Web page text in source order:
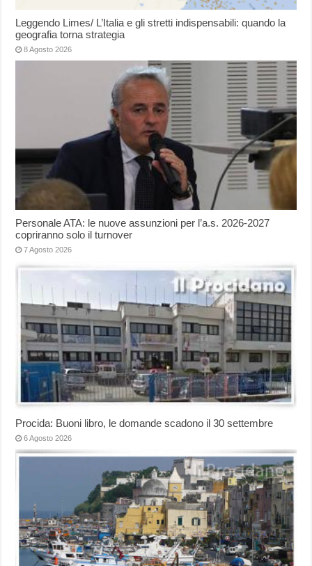
Leggendo Limes/ L’Italia e gli stretti indispensabili: quando la
geografia torna strategia
8 Agosto 2026
Personale ATA: le nuove assunzioni per l’a.s. 2026-2027
copriranno solo il turnover
7 Agosto 2026
Procida: Buoni libro, le domande scadono il 30 settembre
6 Agosto 2026